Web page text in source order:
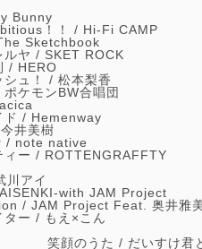
Bunny
！！ / Hi-Fi CAMP
Sketchbook
ルヤ / SKET ROCK
/ HERO
シュ！ / 松本梨香
ポケモンBW合唱団
ド / Hemenway
今井美樹
/ note native
ィー / ROTTENGRAFFTY
川アイ
with JAM Project
/ JAM Project Feat. 奥井雅
ター / もえ×こん
笑顔のうた / だいすけ君